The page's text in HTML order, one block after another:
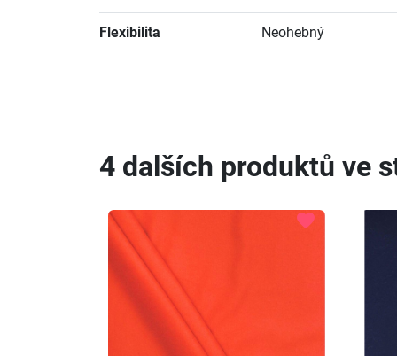
Flexibilita Neohebný
4 dalších produktů ve
favorite